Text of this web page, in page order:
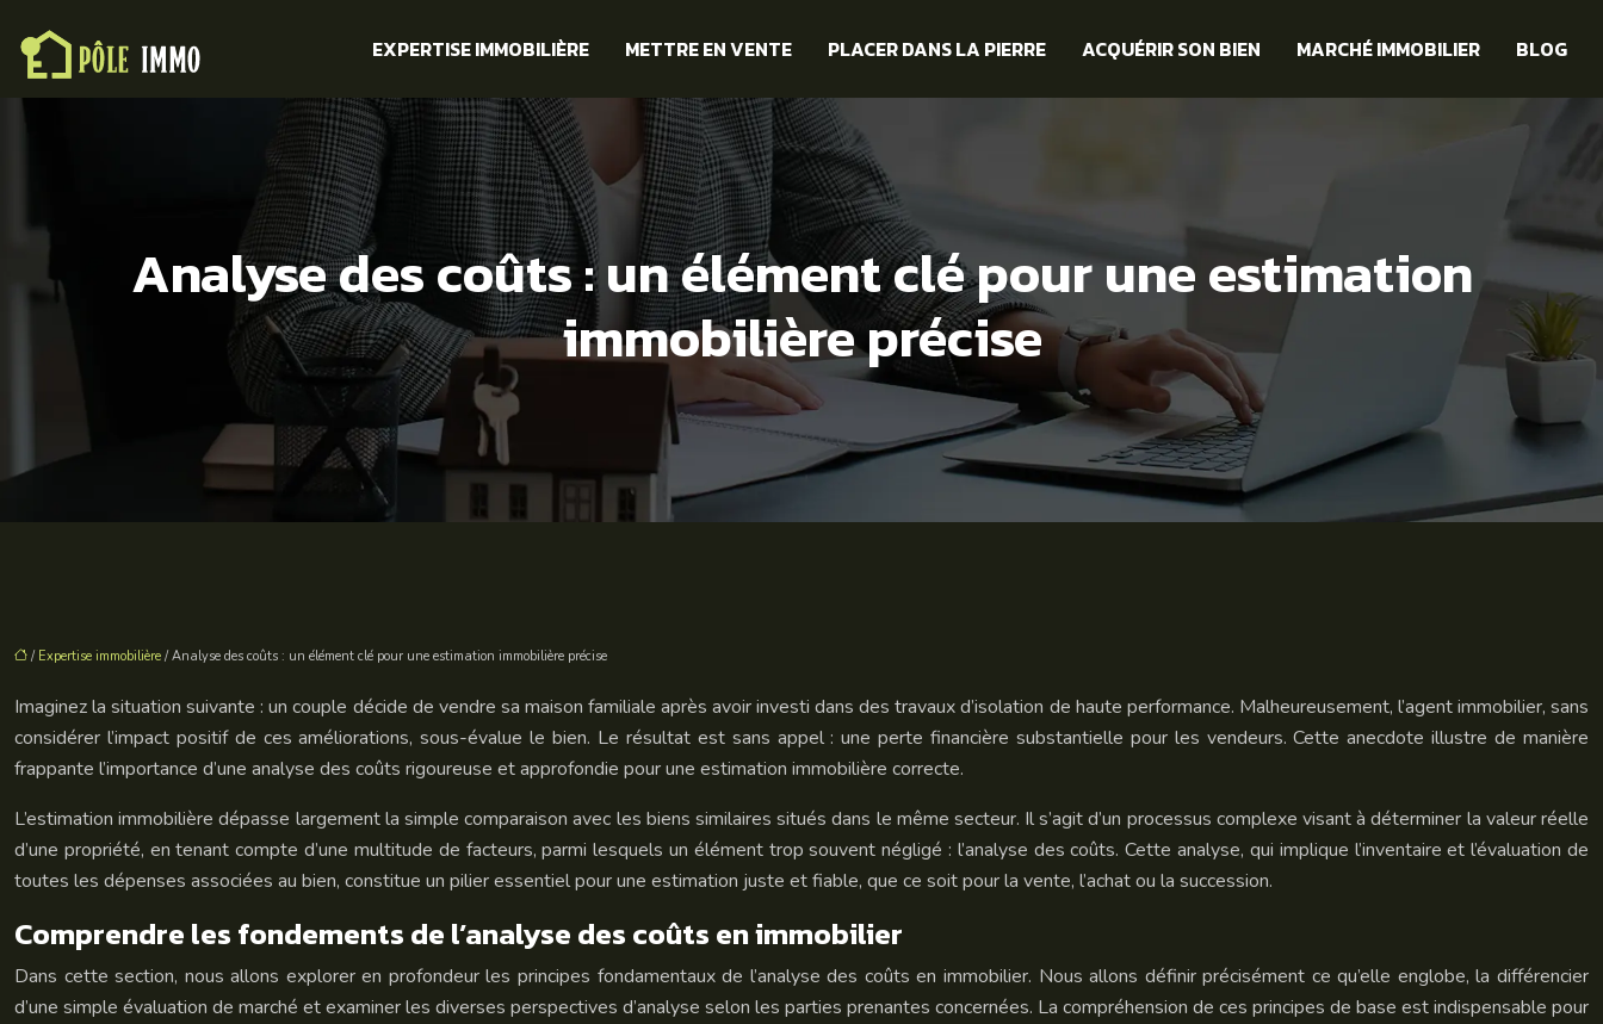
EXPERTISE IMMOBILIÈRE METTRE EN VENTE PLACER DANS LA PIERRE ACQUÉRIR SON BIEN MARCHÉ IMMOBILIER BLOG
Analyse des coûts : un élément clé pour une estimation
immobilière précise
/ Expertise immobilière / Analyse des coûts : un élément clé pour une estimation immobilière précise
Imaginez la situation suivante : un couple décide de vendre sa maison familiale après avoir investi dans des travaux d’isolation de haute performance. Malheureusement, l’agent immobilier, sans
considérer l’impact positif de ces améliorations, sous-évalue le bien. Le résultat est sans appel : une perte financière substantielle pour les vendeurs. Cette anecdote illustre de manière
frappante l’importance d’une analyse des coûts rigoureuse et approfondie pour une estimation immobilière correcte.
L’estimation immobilière dépasse largement la simple comparaison avec les biens similaires situés dans le même secteur. Il s’agit d’un processus complexe visant à déterminer la valeur réelle
d’une propriété, en tenant compte d’une multitude de facteurs, parmi lesquels un élément trop souvent négligé : l’analyse des coûts. Cette analyse, qui implique l’inventaire et l’évaluation de
toutes les dépenses associées au bien, constitue un pilier essentiel pour une estimation juste et fiable, que ce soit pour la vente, l’achat ou la succession.
Comprendre les fondements de l’analyse des coûts en immobilier
Dans cette section, nous allons explorer en profondeur les principes fondamentaux de l’analyse des coûts en immobilier. Nous allons définir précisément ce qu’elle englobe, la différencier
d’une simple évaluation de marché et examiner les diverses perspectives d’analyse selon les parties prenantes concernées. La compréhension de ces principes de base est indispensable pour